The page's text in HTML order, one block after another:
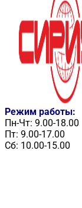
Режим работы:
Пн-Чт: 9.00-18.00
Пт: 9.00-17.00
Сб: 10.00-15.00